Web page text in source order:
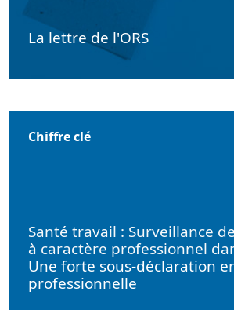
La lettre de l'ORS
Chiffre clé
Santé travail : Surveillance
à caractère professionnel
Une forte sous-déclaration
professionnelle